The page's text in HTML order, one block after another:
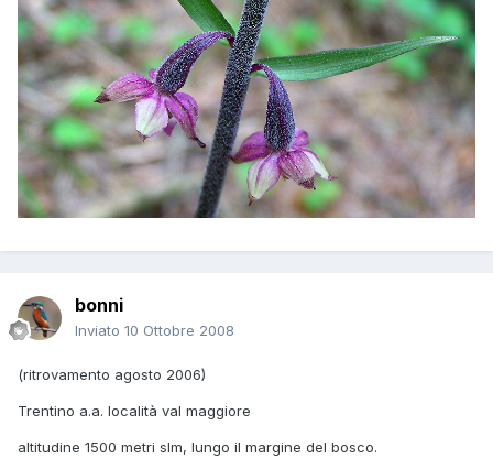
bonni
Inviato 10 Ottobre 2008
(ritrovamento agosto 2006)
Trentino a.a. località val maggiore
altitudine 1500 metri slm, lungo il margine del bosco.